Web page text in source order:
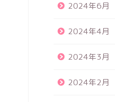
2024年6月
2024年4月
2024年3月
2024年2月